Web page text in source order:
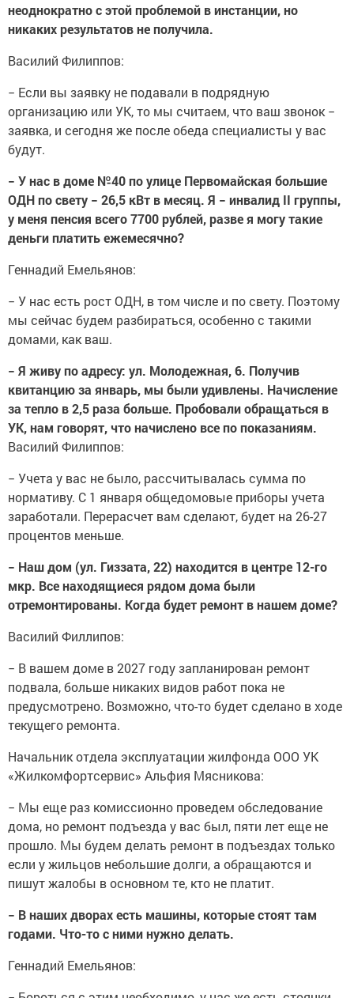
неоднократно с этой проблемой в инстанции, но
никаких результатов не получила.
Василий Филиппов:
− Если вы заявку не подавали в подрядную
организацию или УК, то мы считаем, что ваш звонок −
заявка, и сегодня же после обеда специалисты у вас
будут.
− У нас в доме №40 по улице Первомайская большие
ОДН по свету − 26,5 кВт в месяц. Я − инвалид II группы,
у меня пенсия всего 7700 рублей, разве я могу такие
деньги платить ежемесячно?
Геннадий Емельянов:
− У нас есть рост ОДН, в том числе и по свету. Поэтому
мы сейчас будем разбираться, особенно с такими
домами, как ваш.
− Я живу по адресу: ул. Молодежная, 6. Получив
квитанцию за январь, мы были удивлены. Начисление
за тепло в 2,5 раза больше. Пробовали обращаться в
УК, нам говорят, что начислено все по показаниям.
Василий Филиппов:
− Учета у вас не было, рассчитывалась сумма по
нормативу. С 1 января общедомовые приборы учета
заработали. Перерасчет вам сделают, будет на 26-27
процентов меньше.
− Наш дом (ул. Гиззата, 22) находится в центре 12-го
мкр. Все находящиеся рядом дома были
отремонтированы. Когда будет ремонт в нашем доме?
Василий Филлипов:
− В вашем доме в 2027 году запланирован ремонт
подвала, больше никаких видов работ пока не
предусмотрено. Возможно, что-то будет сделано в ходе
текущего ремонта.
Начальник отдела эксплуатации жилфонда ООО УК
«Жилкомфортсервис» Альфия Мясникова:
− Мы еще раз комиссионно проведем обследование
дома, но ремонт подъезда у вас был, пяти лет еще не
прошло. Мы будем делать ремонт в подъездах только
если у жильцов небольшие долги, а обращаются и
пишут жалобы в основном те, кто не платит.
− В наших дворах есть машины, которые стоят там
годами. Что-то с ними нужно делать.
Геннадий Емельянов: